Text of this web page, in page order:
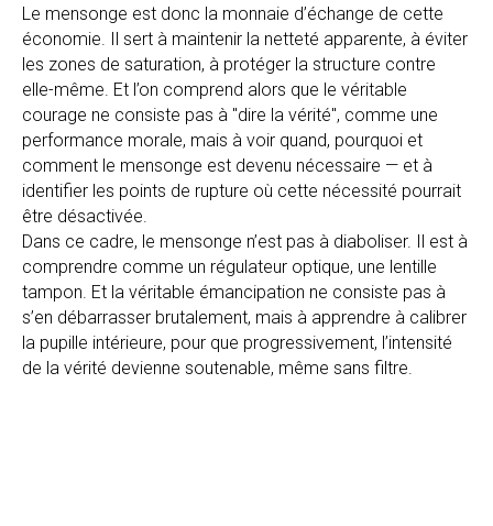
Le mensonge est donc la monnaie d’échange de cette
économie. Il sert à maintenir la netteté apparente, à éviter
les zones de saturation, à protéger la structure contre
elle-même. Et l’on comprend alors que le véritable
courage ne consiste pas à "dire la vérité", comme une
performance morale, mais à voir quand, pourquoi et
comment le mensonge est devenu nécessaire — et à
identifier les points de rupture où cette nécessité pourrait
être désactivée.
Dans ce cadre, le mensonge n’est pas à diaboliser. Il est à
comprendre comme un régulateur optique, une lentille
tampon. Et la véritable émancipation ne consiste pas à
s’en débarrasser brutalement, mais à apprendre à calibrer
la pupille intérieure, pour que progressivement, l’intensité
de la vérité devienne soutenable, même sans filtre.